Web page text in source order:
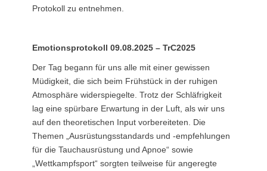
Protokoll zu entnehmen.
Emotionsprotokoll 09.08.2025 – TrC2025
Der Tag begann für uns alle mit einer gewissen
Müdigkeit, die sich beim Frühstück in der ruhigen
Atmosphäre widerspiegelte. Trotz der Schläfrigkeit
lag eine spürbare Erwartung in der Luft, als wir uns
auf den theoretischen Input vorbereiteten. Die
Themen „Ausrüstungsstandards und -empfehlungen
für die Tauchausrüstung und Apnoe“ sowie
„Wettkampfsport“ sorgten teilweise für angeregte